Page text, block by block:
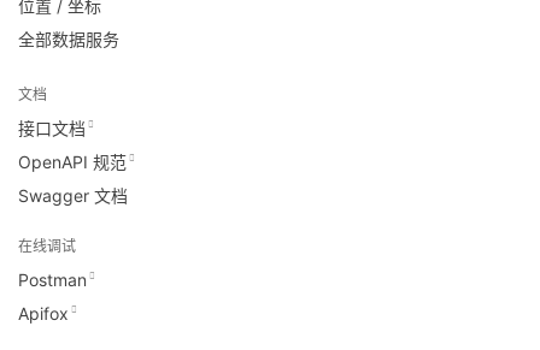
位置 / 坐标
全部数据服务
文档
接口文档
OpenAPI 规范
Swagger 文档
在线调试
Postman
Apifox